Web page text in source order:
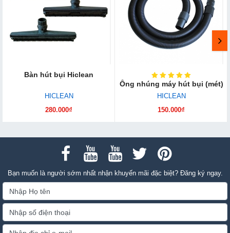
Bàn hút bụi Hiclean
HICLEAN
280.000₫
Ống nhúng máy hút bụi (mét)
HICLEAN
150.000₫
Bạn muốn là người sớm nhất nhận khuyến mãi đặc biệt? Đăng ký ngay.